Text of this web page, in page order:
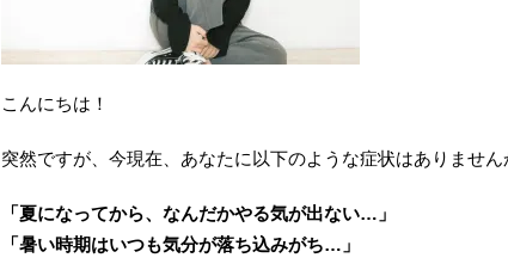
こんにちは！
突然ですが、今現在、あなたに以下のような症状はありません
「夏になってから、なんだかやる気が出ない…」
「暑い時期はいつも気分が落ち込みがち…」